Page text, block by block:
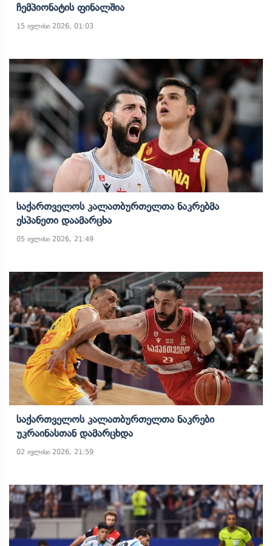
Ჩემპიონატის Ფინალშია
15 ივლისი 2026, 01:03
Საქართველოს Კალათბურთელთა Ნაკრებმა
Ესპანეთი Დაამარცხა
05 ივლისი 2026, 21:49
Საქართველოს Კალათბურთელთა Ნაკრები
Უკრაინასთან Დამარცხდა
02 ივლისი 2026, 21:59